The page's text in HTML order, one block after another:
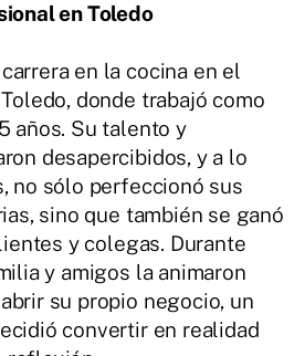
en Toledo
en la cocina en el
donde trabajó como
años. Su talento y
desapercibidos, y a lo
no sólo perfeccionó sus
sino que también se ganó
y colegas. Durante
y amigos la animaron
su propio negocio, un
convertir en realidad